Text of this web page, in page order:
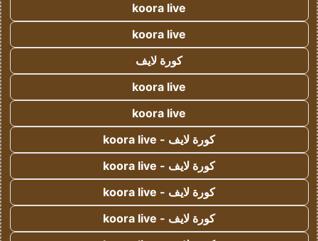
koora live
koora live
كورة لايف
koora live
koora live
كورة لايف - koora live
كورة لايف - koora live
كورة لايف - koora live
كورة لايف - koora live